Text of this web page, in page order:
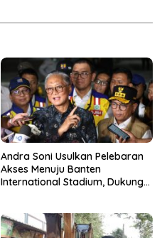
Andra Soni Usulkan Pelebaran
Akses Menuju Banten
International Stadium, Dukung